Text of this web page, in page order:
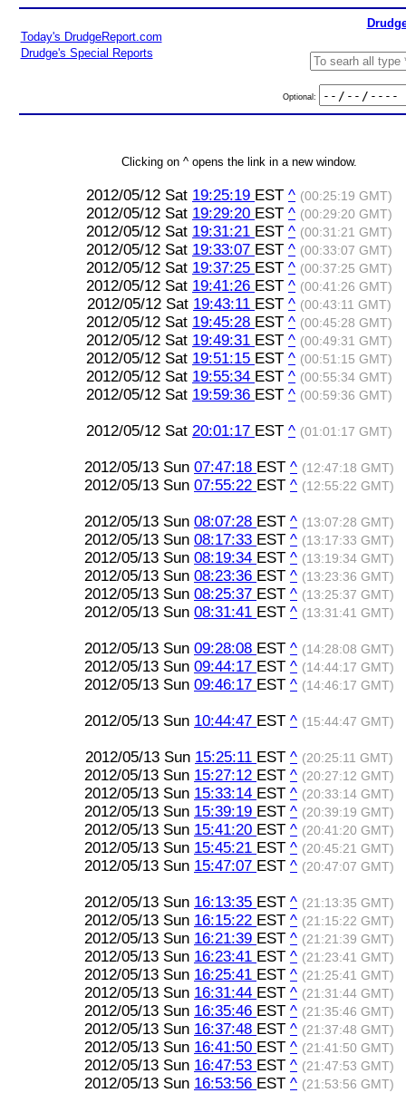
Today's DrudgeReport.com
Drudge's Special Reports
Optional:
Clicking on ^ opens the link in a new window.
2012/05/12 Sat 19:25:19 EST ^ (00:25:19 GMT)
2012/05/12 Sat 19:29:20 EST ^ (00:29:20 GMT)
2012/05/12 Sat 19:31:21 EST ^ (00:31:21 GMT)
2012/05/12 Sat 19:33:07 EST ^ (00:33:07 GMT)
2012/05/12 Sat 19:37:25 EST ^ (00:37:25 GMT)
2012/05/12 Sat 19:41:26 EST ^ (00:41:26 GMT)
2012/05/12 Sat 19:43:11 EST ^ (00:43:11 GMT)
2012/05/12 Sat 19:45:28 EST ^ (00:45:28 GMT)
2012/05/12 Sat 19:49:31 EST ^ (00:49:31 GMT)
2012/05/12 Sat 19:51:15 EST ^ (00:51:15 GMT)
2012/05/12 Sat 19:55:34 EST ^ (00:55:34 GMT)
2012/05/12 Sat 19:59:36 EST ^ (00:59:36 GMT)
2012/05/12 Sat 20:01:17 EST ^ (01:01:17 GMT)
2012/05/13 Sun 07:47:18 EST ^ (12:47:18 GMT)
2012/05/13 Sun 07:55:22 EST ^ (12:55:22 GMT)
2012/05/13 Sun 08:07:28 EST ^ (13:07:28 GMT)
2012/05/13 Sun 08:17:33 EST ^ (13:17:33 GMT)
2012/05/13 Sun 08:19:34 EST ^ (13:19:34 GMT)
2012/05/13 Sun 08:23:36 EST ^ (13:23:36 GMT)
2012/05/13 Sun 08:25:37 EST ^ (13:25:37 GMT)
2012/05/13 Sun 08:31:41 EST ^ (13:31:41 GMT)
2012/05/13 Sun 09:28:08 EST ^ (14:28:08 GMT)
2012/05/13 Sun 09:44:17 EST ^ (14:44:17 GMT)
2012/05/13 Sun 09:46:17 EST ^ (14:46:17 GMT)
2012/05/13 Sun 10:44:47 EST ^ (15:44:47 GMT)
2012/05/13 Sun 15:25:11 EST ^ (20:25:11 GMT)
2012/05/13 Sun 15:27:12 EST ^ (20:27:12 GMT)
2012/05/13 Sun 15:33:14 EST ^ (20:33:14 GMT)
2012/05/13 Sun 15:39:19 EST ^ (20:39:19 GMT)
2012/05/13 Sun 15:41:20 EST ^ (20:41:20 GMT)
2012/05/13 Sun 15:45:21 EST ^ (20:45:21 GMT)
2012/05/13 Sun 15:47:07 EST ^ (20:47:07 GMT)
2012/05/13 Sun 16:13:35 EST ^ (21:13:35 GMT)
2012/05/13 Sun 16:15:22 EST ^ (21:15:22 GMT)
2012/05/13 Sun 16:21:39 EST ^ (21:21:39 GMT)
2012/05/13 Sun 16:23:41 EST ^ (21:23:41 GMT)
2012/05/13 Sun 16:25:41 EST ^ (21:25:41 GMT)
2012/05/13 Sun 16:31:44 EST ^ (21:31:44 GMT)
2012/05/13 Sun 16:35:46 EST ^ (21:35:46 GMT)
2012/05/13 Sun 16:37:48 EST ^ (21:37:48 GMT)
2012/05/13 Sun 16:41:50 EST ^ (21:41:50 GMT)
2012/05/13 Sun 16:47:53 EST ^ (21:47:53 GMT)
2012/05/13 Sun 16:53:56 EST ^ (21:53:56 GMT)